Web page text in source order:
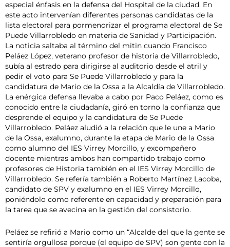
especial énfasis en la defensa del Hospital de la ciudad. En
este acto intervenían diferentes personas candidatas de la
lista electoral para pormenorizar el programa electoral de Se
Puede Villarrobledo en materia de Sanidad y Participación.
La noticia saltaba al término del mitin cuando Francisco
Peláez López, veterano profesor de historia de Villarrobledo,
subía al estrado para dirigirse al auditorio desde el atril y
pedir el voto para Se Puede Villarrobledo y para la
candidatura de Mario de la Ossa a la Alcaldía de Villarrobledo.
La enérgica defensa llevaba a cabo por Paco Peláez, como es
conocido entre la ciudadanía, giró en torno la confianza que
desprende el equipo y la candidatura de Se Puede
Villarrobledo. Peláez aludió a la relación que le une a Mario
de la Ossa, exalumno, durante la etapa de Mario de la Ossa
como alumno del IES Virrey Morcillo, y excompañero
docente mientras ambos han compartido trabajo como
profesores de Historia también en el IES Virrey Morcillo de
Villarrobledo. Se refería también a Roberto Martínez Lacoba,
candidato de SPV y exalumno en el IES Virrey Morcillo,
poniéndolo como referente en capacidad y preparación para
la tarea que se avecina en la gestión del consistorio.
Peláez se refirió a Mario como un “Alcalde del que la gente se
sentiría orgullosa porque (el equipo de SPV) son gente con la